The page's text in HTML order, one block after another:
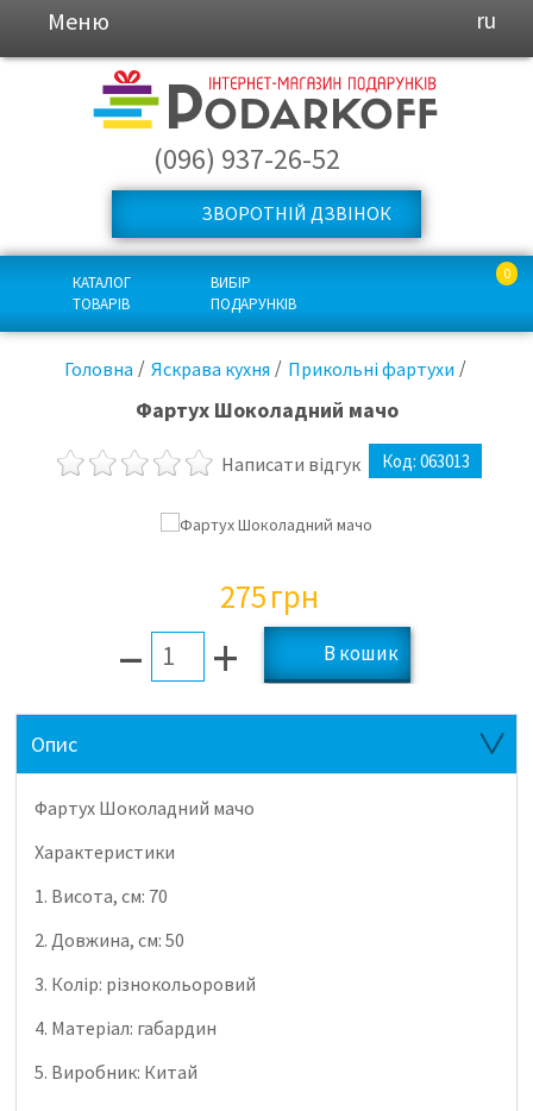
Меню ru
(096) 937-26-52
ЗВОРОТНІЙ ДЗВІНОК
КАТАЛОГ
ТОВАРІВ
ВИБІР
ПОДАРУНКІВ
0
Головна Яскрава кухня Прикольні фартухи
Фартух Шоколадний мачо
Написати відгук Код: 063013
275грн
– +
Опис
Фартух Шоколадний мачо
Характеристики
1. Висота, см: 70
2. Довжина, см: 50
3. Колір: різнокольоровий
4. Матеріал: габардин
5. Виробник: Китай